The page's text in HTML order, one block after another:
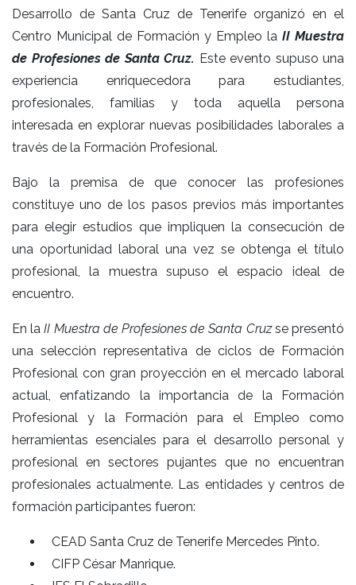
Desarrollo de Santa Cruz de Tenerife organizó en el
Centro Municipal de Formación y Empleo la II Muestra
de Profesiones de Santa Cruz. Este evento supuso una
experiencia enriquecedora para estudiantes,
profesionales, familias y toda aquella persona
interesada en explorar nuevas posibilidades laborales a
través de la Formación Profesional.
Bajo la premisa de que conocer las profesiones
constituye uno de los pasos previos más importantes
para elegir estudios que impliquen la consecución de
una oportunidad laboral una vez se obtenga el título
profesional, la muestra supuso el espacio ideal de
encuentro.
En laII Muestra de Profesiones de Santa Cruzse presentó
una selección representativa de ciclos de Formación
Profesional con gran proyección en el mercado laboral
actual, enfatizando la importancia de la Formación
Profesional y la Formación para el Empleo como
herramientas esenciales para el desarrollo personal y
profesional en sectores pujantes que no encuentran
profesionales actualmente. Las entidades y centros de
formación participantes fueron:
CEAD Santa Cruz de Tenerife Mercedes Pinto.
CIFP César Manrique.